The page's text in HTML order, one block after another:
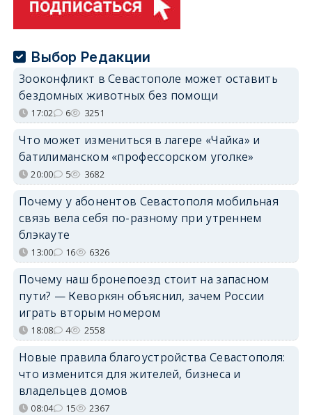
Выбор Редакции
Зооконфликт в Севастополе может оставить
бездомных животных без помощи
17:02 6 3251
Что может измениться в лагере «Чайка» и
батилиманском «профессорском уголке»
20:00 5 3682
Почему у абонентов Севастополя мобильная
связь вела себя по-разному при утреннем
блэкауте
13:00 16 6326
Почему наш бронепоезд стоит на запасном
пути? — Кеворкян объяснил, зачем России
играть вторым номером
18:08 4 2558
Новые правила благоустройства Севастополя:
что изменится для жителей, бизнеса и
владельцев домов
08:04 15 2367